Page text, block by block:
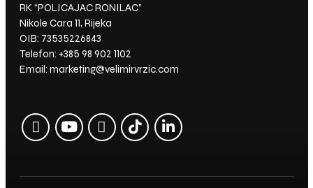
Nacionalnog parka
Brijuni
motion video
Što se dogodi kada
RONILAČKOM
RK “POLICAJAC RONILAC”
Nikole Cara 11, Rijeka
OIB: 73535226843
Telefon: +385 98 902 1102
Email: marketing@velimirvrzic.com